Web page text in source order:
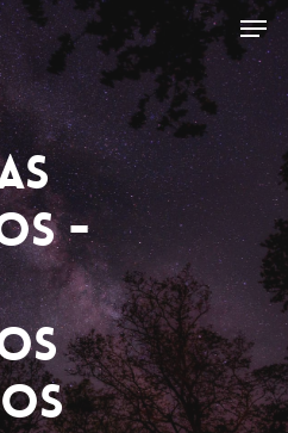
-